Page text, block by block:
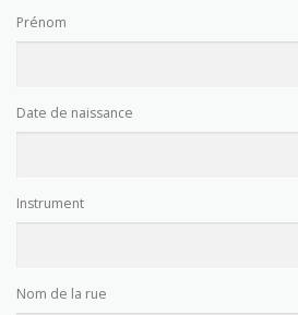
Prénom
Date de naissance
Instrument
Nom de la rue